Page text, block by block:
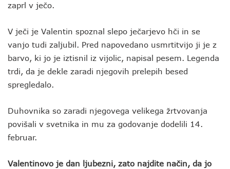
zaprl v ječo.
V ječi je Valentin spoznal slepo ječarjevo hči in se
vanjo tudi zaljubil. Pred napovedano usmrtitvijo ji je z
barvo, ki jo je iztisnil iz vijolic, napisal pesem. Legenda
trdi, da je dekle zaradi njegovih prelepih besed
spregledalo.
Duhovnika so zaradi njegovega velikega žrtvovanja
povišali v svetnika in mu za godovanje dodelili 14.
februar.
Valentinovo je dan ljubezni, zato najdite način, da jo